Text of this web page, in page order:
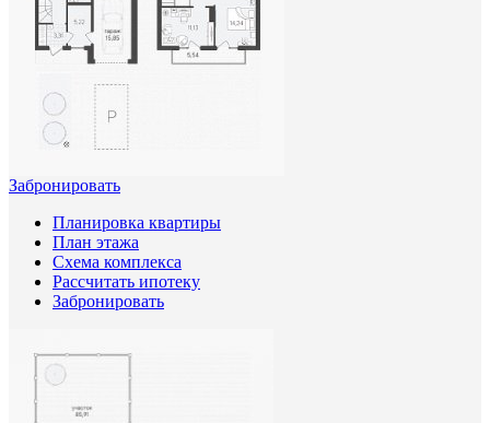
Забронировать
Планировка квартиры
План этажа
Схема комплекса
Рассчитать ипотеку
Забронировать